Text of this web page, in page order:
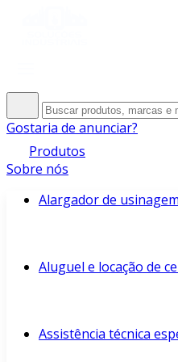
Gostaria de anunciar?
Produtos
Sobre nós
Alargador de usinagem
Aluguel e locação de
Assistência técnica